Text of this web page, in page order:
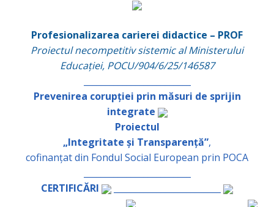
Profesionalizarea carierei didactice – PROF
Proiectul necompetitiv sistemic al Ministerului
Educației, POCU/904/6/25/146587
Prevenirea corupției prin măsuri de sprijin
integrate
Proiectul
„Integritate și Transparență”,
cofinanțat din Fondul Social European prin POCA
CERTIFICĂRI